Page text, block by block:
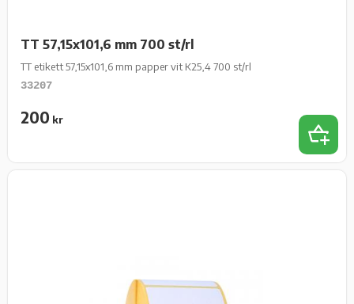
TT 57,15x101,6 mm 700 st/rl
TT etikett 57,15x101,6 mm papper vit K25,4 700 st/rl
33207
200 kr